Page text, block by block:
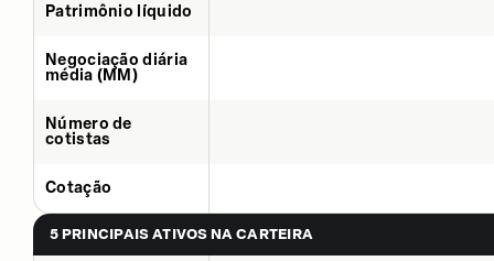
Patrimônio líquido
Negociação diária
média (MM)
Número de
cotistas
Cotação
5 PRINCIPAIS ATIVOS NA CARTEIRA